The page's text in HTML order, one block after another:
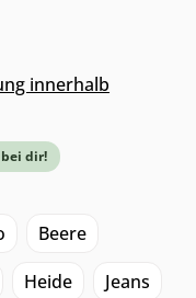
innerhalb
bei dir!
Beere
Heide
Jeans